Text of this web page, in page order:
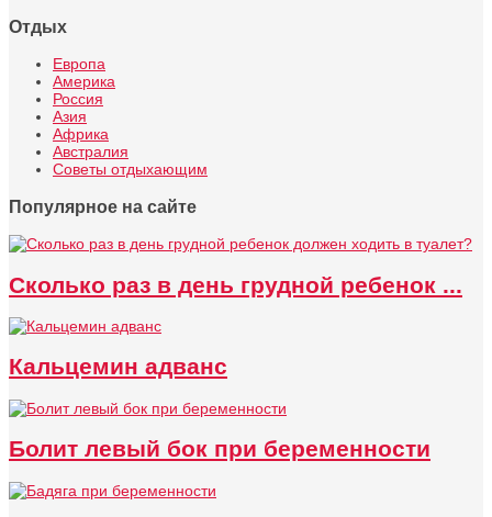
Отдых
Европа
Америка
Россия
Азия
Африка
Австралия
Советы отдыхающим
Популярное на сайте
Сколько раз в день грудной ребенок ...
Кальцемин адванс
Болит левый бок при беременности